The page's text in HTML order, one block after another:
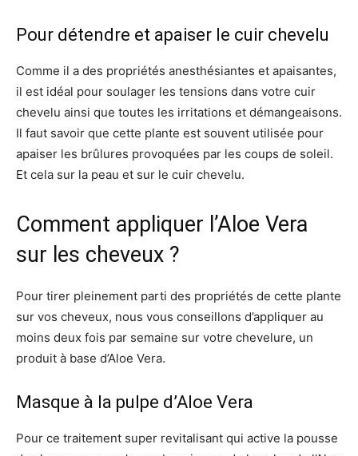
Pour détendre et apaiser le cuir chevelu
Comme il a des propriétés anesthésiantes et apaisantes,
il est idéal pour soulager les tensions dans votre cuir
chevelu ainsi que toutes les irritations et démangeaisons.
Il faut savoir que cette plante est souvent utilisée pour
apaiser les brûlures provoquées par les coups de soleil.
Et cela sur la peau et sur le cuir chevelu.
Comment appliquer l’Aloe Vera
sur les cheveux ?
Pour tirer pleinement parti des propriétés de cette plante
sur vos cheveux, nous vous conseillons d’appliquer au
moins deux fois par semaine sur votre chevelure, un
produit à base d’Aloe Vera.
Masque à la pulpe d’Aloe Vera
Pour ce traitement super revitalisant qui active la pousse